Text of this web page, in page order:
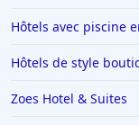
Hôtels avec piscine
Hôtels de style
Zoes Hotel & Suites